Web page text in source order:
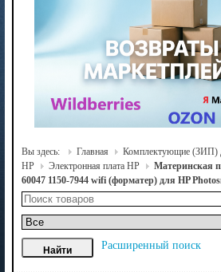
Вы здесь: Главная Комплектующие (ЗИП)
HP
Электронная плата HP
Материнская
60047 1150-7944 wifi (форматер) для HP
Расширенный поиск